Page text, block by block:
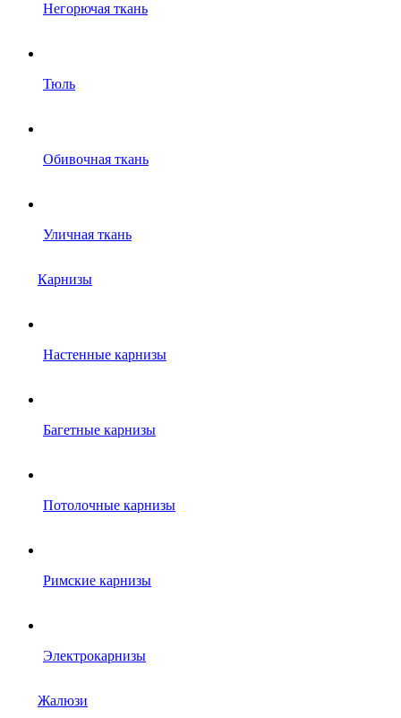
Негорючая ткань
Тюль
Обивочная ткань
Уличная ткань
Карнизы
Настенные карнизы
Багетные карнизы
Потолочные карнизы
Римские карнизы
Электрокарнизы
Жалюзи